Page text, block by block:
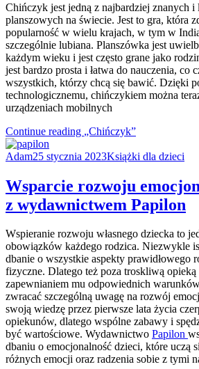
Chińczyk jest jedną z najbardziej znanych i
planszowych na świecie. Jest to gra, która
popularność w wielu krajach, w tym w
szczególnie lubiana. Planszówka jest
każdym wieku i jest często grane jako
jest bardzo prosta i łatwa do nauczenia, co
wszystkich, którzy chcą się bawić. Dzięki
technologicznemu, chińczykiem można
urządzeniach mobilnych
Continue reading „Chińczyk”
Adam25 stycznia 2023Książki dla dzieci
Wsparcie rozwoju
z wydawnictwem Papilon
Wspieranie rozwoju własnego dziecka to
obowiązków każdego rodzica. Niezwykle
dbanie o wszystkie aspekty prawidłowego
fizyczne. Dlatego też poza troskliwą opieką
zapewnianiem mu odpowiednich
zwracać szczególną uwagę na rozwój
swoją wiedzę przez pierwsze lata życia
opiekunów, dlatego wspólne zabawy i
być wartościowe. Wydawnictwo Papilon
dbaniu o emocjonalność dzieci, które uczą
różnych emocji oraz radzenia sobie z tymi